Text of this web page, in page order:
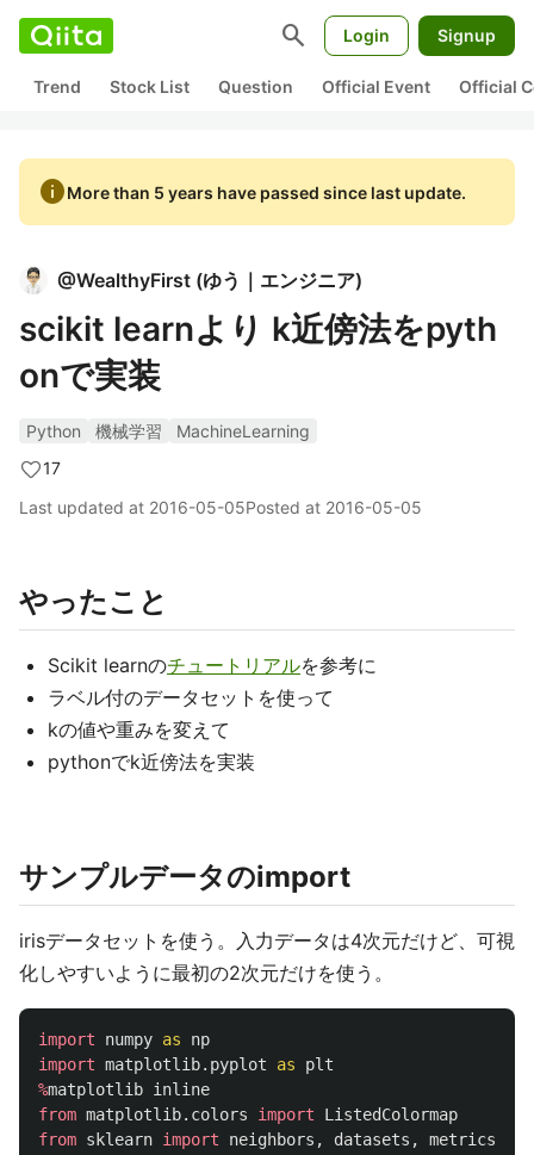
search Login Signup
Trend Stock List Question Official Event Official
infoMore than 5 years have passed since last update.
@WealthyFirst (ゆう｜エンジニア)
scikit learnより k近傍法をpyth
onで実装
Python 機械学習
MachineLearning
17
Last updated at 2016-05-05Posted at 2016-05-05
やったこと
Scikit learnのチュートリアルを参考に
ラベル付のデータセットを使って
kの値や重みを変えて
pythonでk近傍法を実装
サンプルデータのimport
irisデータセットを使う。入力データは4次元だけど、可視
化しやすいように最初の2次元だけを使う。
import numpy as
np
import matplotlib.pyplot as
plt
%matplotlib inline
from matplotlib.colors import
ListedColormap
from sklearn import neighbors , datasets , metrics